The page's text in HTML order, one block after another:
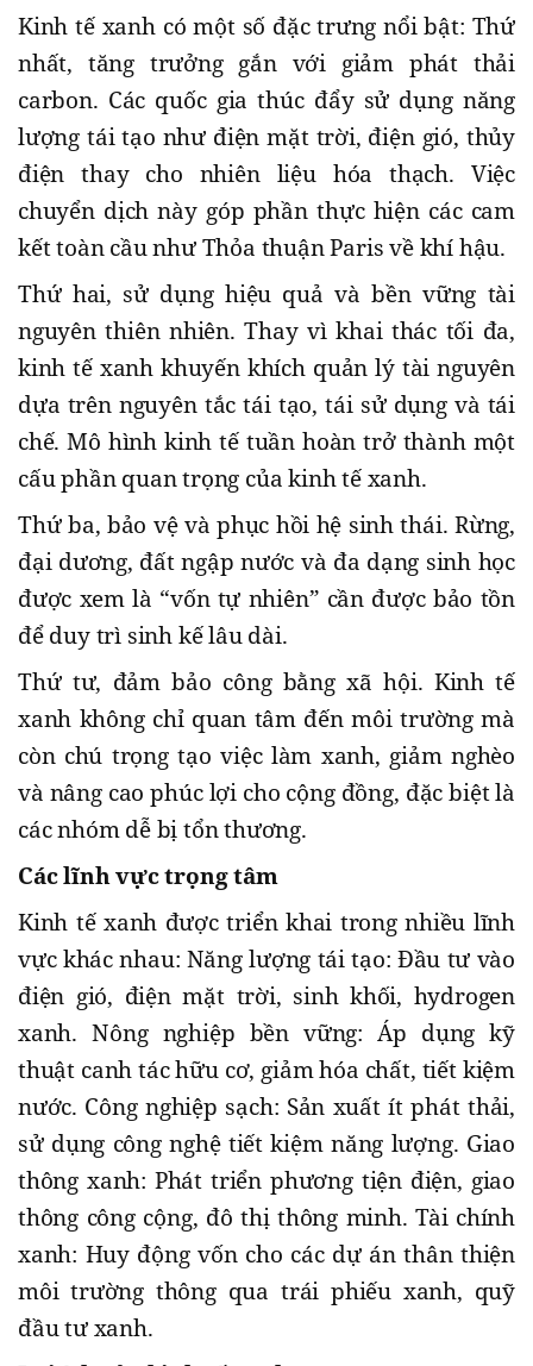
Kinh tế xanh có một số đặc trưng nổi bật: Thứ
nhất, tăng trưởng gắn với giảm phát thải
carbon. Các quốc gia thúc đẩy sử dụng năng
lượng tái tạo như điện mặt trời, điện gió, thủy
điện thay cho nhiên liệu hóa thạch. Việc
chuyển dịch này góp phần thực hiện các cam
kết toàn cầu như Thỏa thuận Paris về khí hậu.
Thứ hai, sử dụng hiệu quả và bền vững tài
nguyên thiên nhiên. Thay vì khai thác tối đa,
kinh tế xanh khuyến khích quản lý tài nguyên
dựa trên nguyên tắc tái tạo, tái sử dụng và tái
chế. Mô hình kinh tế tuần hoàn trở thành một
cấu phần quan trọng của kinh tế xanh.
Thứ ba, bảo vệ và phục hồi hệ sinh thái. Rừng,
đại dương, đất ngập nước và đa dạng sinh học
được xem là “vốn tự nhiên” cần được bảo tồn
để duy trì sinh kế lâu dài.
Thứ tư, đảm bảo công bằng xã hội. Kinh tế
xanh không chỉ quan tâm đến môi trường mà
còn chú trọng tạo việc làm xanh, giảm nghèo
và nâng cao phúc lợi cho cộng đồng, đặc biệt là
các nhóm dễ bị tổn thương.
Các lĩnh vực trọng tâm
Kinh tế xanh được triển khai trong nhiều lĩnh
vực khác nhau: Năng lượng tái tạo: Đầu tư vào
điện gió, điện mặt trời, sinh khối, hydrogen
xanh. Nông nghiệp bền vững: Áp dụng kỹ
thuật canh tác hữu cơ, giảm hóa chất, tiết kiệm
nước. Công nghiệp sạch: Sản xuất ít phát thải,
sử dụng công nghệ tiết kiệm năng lượng. Giao
thông xanh: Phát triển phương tiện điện, giao
thông công cộng, đô thị thông minh. Tài chính
xanh: Huy động vốn cho các dự án thân thiện
môi trường thông qua trái phiếu xanh, quỹ
đầu tư xanh.